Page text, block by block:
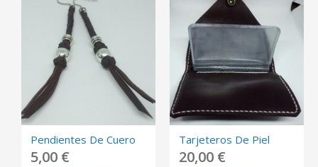
Pendientes De Cuero
5,00 €
Tarjeteros De Piel
20,00 €